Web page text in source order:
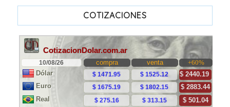
COTIZACIONES